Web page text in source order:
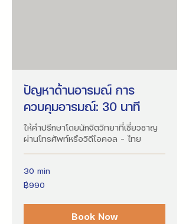
ปัญหาด้านอารมณ์ การ
ควบคุมอารมณ์: 30 นาที
ให้คำปรึกษาโดยนักจิตวิทยาที่เชี่ยวชาญ
ผ่านโทรศัพท์หรือวิดีโอคอล - ไทย
30 min
990
บาท
฿990
Book Now